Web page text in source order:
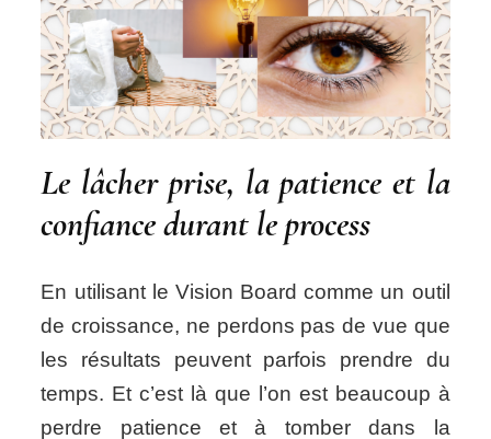
Le lâcher prise, la patience et la
confiance durant le process
En utilisant le Vision Board comme un outil
de croissance, ne perdons pas de vue que
les résultats peuvent parfois prendre du
temps. Et c’est là que l’on est beaucoup à
perdre patience et à tomber dans la